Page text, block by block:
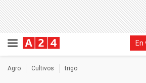
En
Agro Cultivos trigo